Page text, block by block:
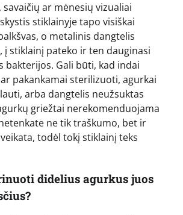
savaičių ar mėnesių vizualiai
stiklainyje tapo visiškai
o metalinis dangtelis
į stiklainį pateko ir ten dauginasi
bakterijos. Gali būti, kad indai
pakankamai sterilizuoti, agurkai
arba dangtelis neužsuktas
griežtai nerekomenduojama
ne tik traškumo, bet ir
todėl tokį stiklainį teks
didelius agurkus juos